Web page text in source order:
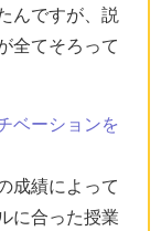
んですが、説
全てそろって
ベーションを
成績によって
に合った授業